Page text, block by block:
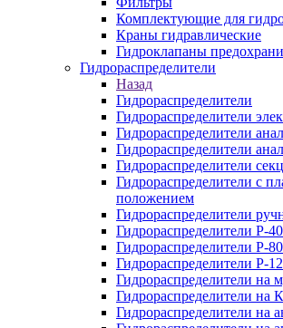
Комплектующие для
Краны гидравлические
Гидроклапаны
Гидрораспределители
Назад
Гидрораспределители
Гидрораспределители
Гидрораспределители
Гидрораспределители
Гидрораспределители
Гидрораспределители с
положением
Гидрораспределители
Гидрораспределители Р-40
Гидрораспределители Р-80
Гидрораспределители Р-
Гидрораспределители на
Гидрораспределители на
Гидрораспределители на